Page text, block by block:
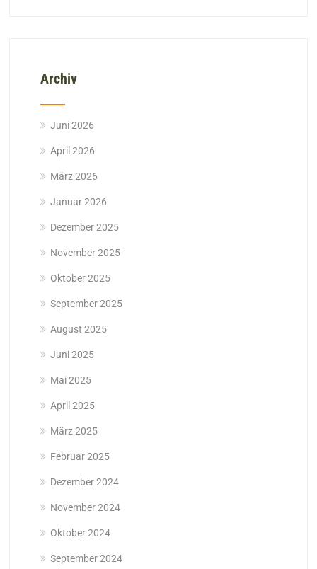
Archiv
Juni 2026
April 2026
März 2026
Januar 2026
Dezember 2025
November 2025
Oktober 2025
September 2025
August 2025
Juni 2025
Mai 2025
April 2025
März 2025
Februar 2025
Dezember 2024
November 2024
Oktober 2024
September 2024